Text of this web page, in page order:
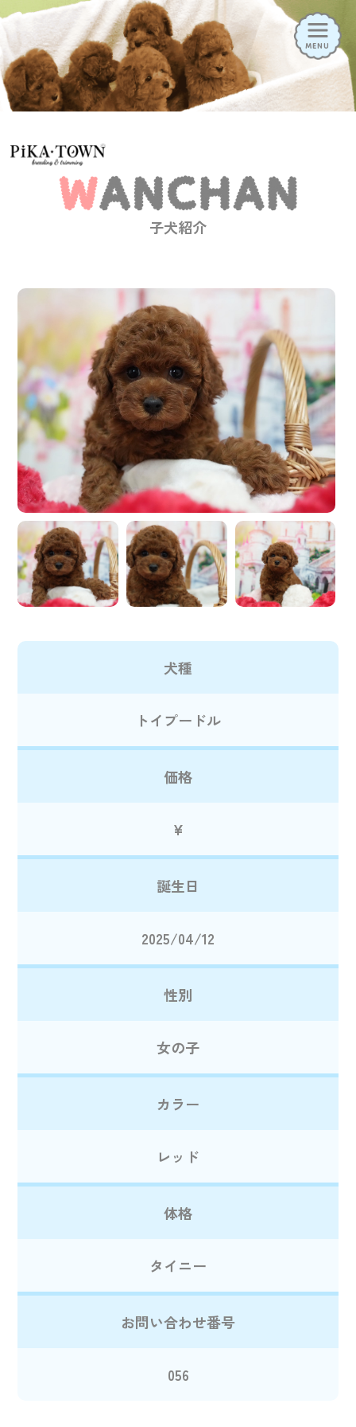
MENU
HOMEニュース子犬情報
子犬見学の予約はこちら
トリミングの予約はこちら
ペットホテルの予約はこちら
子犬紹介
犬種
トイプードル
価格
¥
誕生日
2025/04/12
性別
女の子
カラー
レッド
体格
タイニー
お問い合わせ番号
056